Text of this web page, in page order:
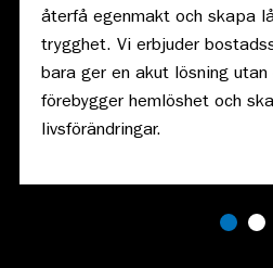
återfå egenmakt och skapa
trygghet. Vi erbjuder
bara ger en akut lösning utan
förebygger hemlöshet och
livsförändringar.